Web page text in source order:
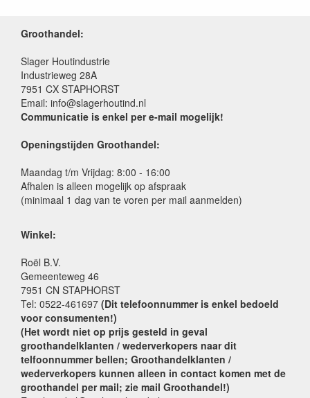
Groothandel:
Slager Houtindustrie
Industrieweg 28A
7951 CX STAPHORST
Email: info@slagerhoutind.nl
Communicatie is enkel per e-mail mogelijk!
Openingstijden Groothandel:
Maandag t/m Vrijdag: 8:00 - 16:00
Afhalen is alleen mogelijk op afspraak
(minimaal 1 dag van te voren per mail aanmelden)
Winkel:
Roël B.V.
Gemeenteweg 46
7951 CN STAPHORST
Tel: 0522-461697 (Dit telefoonnummer is enkel bedoeld
voor consumenten!)
(Het wordt niet op prijs gesteld in geval
groothandelklanten / wederverkopers naar dit
telfoonnummer bellen; Groothandelklanten /
wederverkopers kunnen alleen in contact komen met de
groothandel per mail; zie mail Groothandel!)